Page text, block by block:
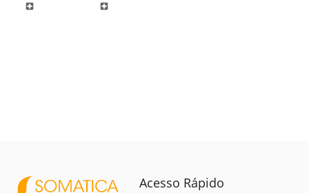
local_hospital local_hospital
Acesso Rápido